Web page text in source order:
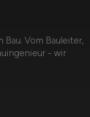
Vom Bauleiter,
- wir